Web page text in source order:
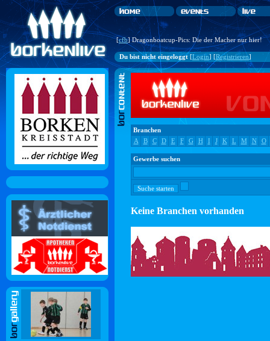
[cfb] Dragonboatcup-Pics: Die der Macher nur hier!
Du bist nicht eingeloggt[Login] [Registrieren]
Branchen
A
B C D E F G H I J K L M N O
Gewerbe suchen
Keine Branchen vorhanden